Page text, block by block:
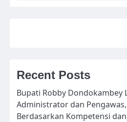
Recent Posts
Bupati Robby Dondokambey
Administrator dan
Berdasarkan Kompetensi